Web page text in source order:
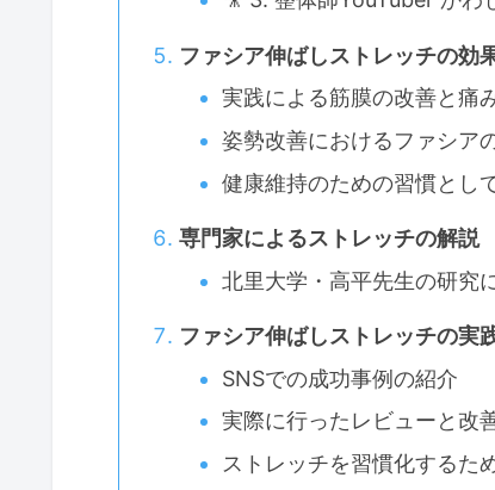
ファシア伸ばしストレッチの効
実践による筋膜の改善と痛
姿勢改善におけるファシア
健康維持のための習慣とし
専門家によるストレッチの解説
北里大学・高平先生の研究
ファシア伸ばしストレッチの実
SNSでの成功事例の紹介
実際に行ったレビューと改
ストレッチを習慣化するた